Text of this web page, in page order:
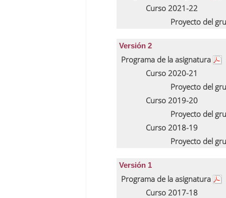
Curso 2021-22
Proyecto del
Versión 2
Programa de la asignatura
Curso 2020-21
Proyecto del
Curso 2019-20
Proyecto del
Curso 2018-19
Proyecto del
Versión 1
Programa de la asignatura
Curso 2017-18